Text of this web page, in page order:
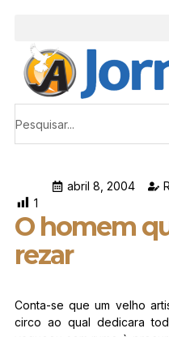
abril 8, 2004
1
O homem
rezar
Conta-se que um velho
circo ao qual dedicara